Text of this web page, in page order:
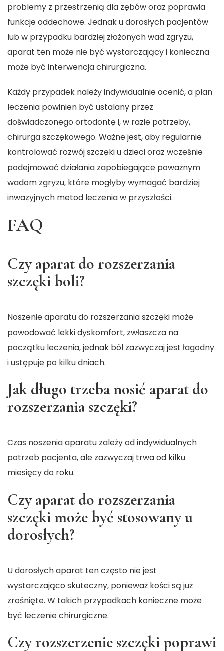
problemy z przestrzenią dla zębów oraz poprawia
funkcje oddechowe. Jednak u dorosłych pacjentów
lub w przypadku bardziej złożonych wad zgryzu,
aparat ten może nie być wystarczający i konieczna
może być interwencja chirurgiczna.
Każdy przypadek należy indywidualnie ocenić, a plan
leczenia powinien być ustalany przez
doświadczonego ortodontę i, w razie potrzeby,
chirurga szczękowego. Ważne jest, aby regularnie
kontrolować rozwój szczęki u dzieci oraz wcześnie
podejmować działania zapobiegające poważnym
wadom zgryzu, które mogłyby wymagać bardziej
inwazyjnych metod leczenia w przyszłości.
FAQ
Czy aparat do rozszerzania
szczęki boli?
Noszenie aparatu do rozszerzania szczęki może
powodować lekki dyskomfort, zwłaszcza na
początku leczenia, jednak ból zazwyczaj jest łagodny
i ustępuje po kilku dniach.
Jak długo trzeba nosić aparat do
rozszerzania szczęki?
Czas noszenia aparatu zależy od indywidualnych
potrzeb pacjenta, ale zazwyczaj trwa od kilku
miesięcy do roku.
Czy aparat do rozszerzania
szczęki może być stosowany u
dorosłych?
U dorosłych aparat ten często nie jest
wystarczająco skuteczny, ponieważ kości są już
zrośnięte. W takich przypadkach konieczne może
być leczenie chirurgiczne.
Czy rozszerzenie szczęki poprawi